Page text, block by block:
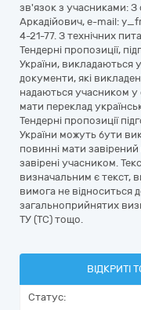
зв'язок з учасниками: З
Аркадійович, e-mail:
4-21-77. З технічних
Тендерні пропозиції,
України,
документи, які
надаються учасником у
мати переклад
Тендерні пропозиції
України можуть бути
повинні мати
завірені учасником.
визначальним є текст,
вимога не відноситься
загальноприйнятих
ТУ (ТС) тощо.
ВІДКРИТІ
Статус: